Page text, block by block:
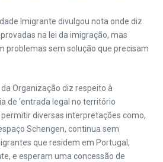
Imigrante divulgou nota onde diz
na lei da imigração, mas
problemas sem solução que precisam
Organização diz respeito à
de ‘entrada legal no território
permitir diversas interpretações como,
Schengen, continua sem
que residem em Portugal,
e esperam uma concessão de